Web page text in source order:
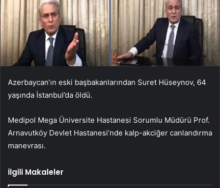
Azerbaycan’ın eski başbakanlarından Suret Hüseynov, 64
yaşında İstanbul’da öldü.
Medipol Mega Üniversite Hastanesi Sorumlu Müdürü Prof.
Arnavutköy Devlet Hastanesi’nde kalp-akciğer canlandırma
manevrası.
İlgili Makaleler